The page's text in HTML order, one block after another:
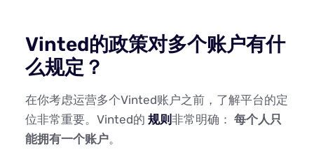
Vinted的政策对多个账户有什
么规定？
在你考虑运营多个Vinted账户之前，了解平台的定
位非常重要。Vinted的 规则非常明确： 每个人只
能拥有一个账户。